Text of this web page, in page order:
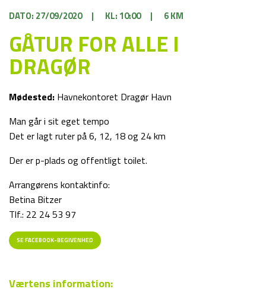
DATO: 27/09/2020 | KL: 10:00 | 6 KM
GÅTUR FOR ALLE I
DRAGØR
Mødested: Havnekontoret Dragør Havn
Man går i sit eget tempo
Det er lagt ruter på 6, 12, 18 og 24 km
Der er p-plads og offentligt toilet.
Arrangørens kontaktinfo:
Betina Bitzer
Tlf.: 22 24 53 97
SE FACEBOOK-BEGIVENHED
Værtens information: